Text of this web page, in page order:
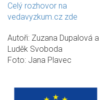
Celý rozhovor na
vedavyzkum.cz zde
Autoři: Zuzana Dupalová a
Luděk Svoboda
Foto: Jana Plavec